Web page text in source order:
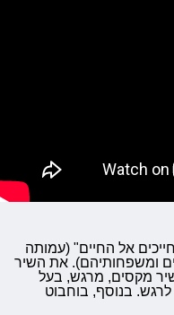
אל החיים" (עמותה
ומשפחותיהם). את השיר
מקסים, מרגש, בעל
בנוסף, בוחבוט